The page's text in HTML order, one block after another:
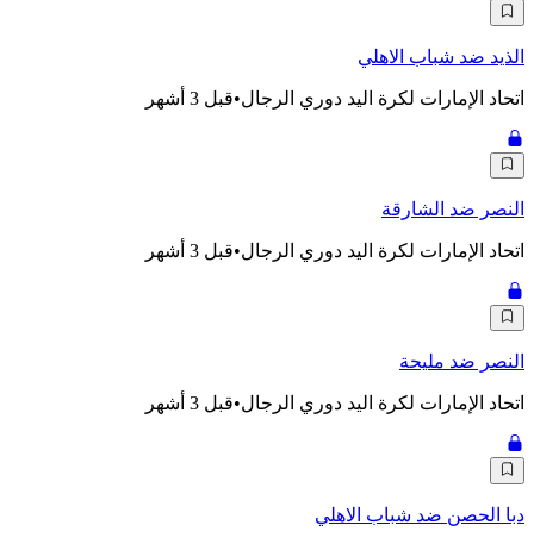
الذيد ضد شباب الاهلي
اتحاد الإمارات لكرة اليد دوري الرجال•قبل 3 أشهر
النصر ضد الشارقة
اتحاد الإمارات لكرة اليد دوري الرجال•قبل 3 أشهر
النصر ضد مليحة
اتحاد الإمارات لكرة اليد دوري الرجال•قبل 3 أشهر
دبا الحصن ضد شباب الاهلي